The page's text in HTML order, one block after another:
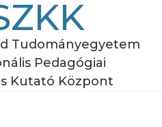
Tudományegyetem
Pedagógiai
Kutató Központ